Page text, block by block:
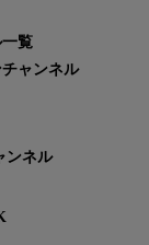
覧
ャンネル
ンネル